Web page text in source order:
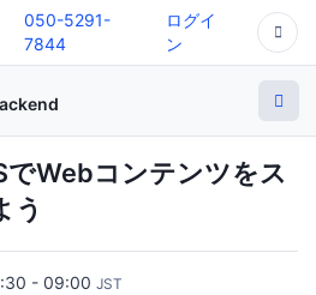
050-5291-
7844
ログイ
ン
Webコンテンツをス
う
- 09:00 JST